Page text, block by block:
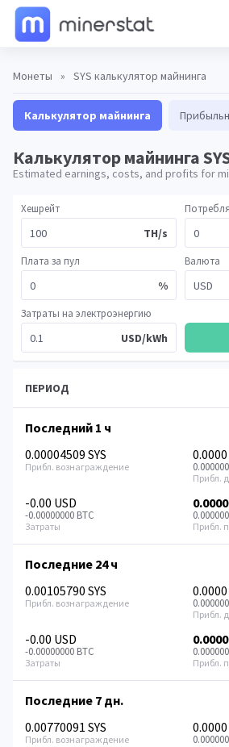
Монеты » SYS калькулятор майнинга
Калькулятор майнинга
Калькулятор майнинга
Estimated earnings, costs, and profits for
Хешрейт
TH/s
Плата за пул
%
Валюта
Затраты на электроэнергию
USD/kWh
ПЕРИОД
Последний 1 ч
0.00004509 SYS
0.0000
-0.00 USD
-0.00000000 BTC
Последние 24 ч
0.00105790 SYS
0.0000
-0.00 USD
-0.00000000 BTC
Последние 7 дн.
0.00770091 SYS
0.0000